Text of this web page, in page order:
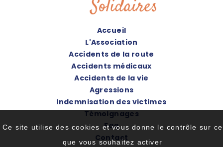
Accueil
L'Association
Accidents de la route
Accidents médicaux
Accidents de la vie
Agressions
Indemnisation des victimes
Témoignages
Faq
Contact
Ce site utilise des cookies et vous donne le contrôle sur ce
que vous souhaitez activer